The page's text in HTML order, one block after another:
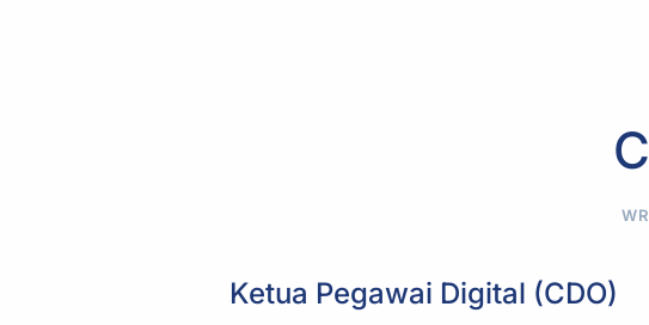
Ketua Pegawai Digital (CDO)